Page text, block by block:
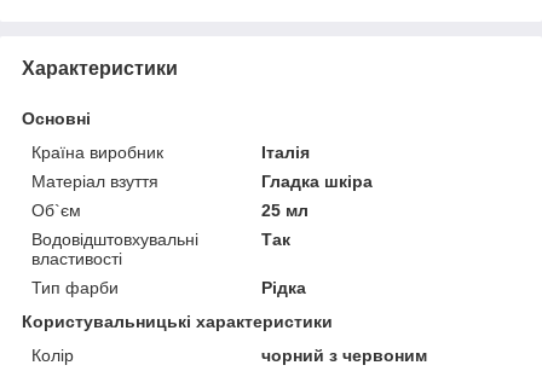
Характеристики
Основні
Країна виробник
Італія
Матеріал взуття
Гладка шкіра
Об`єм
25 мл
Водовідштовхувальні
властивості
Так
Тип фарби
Рідка
Користувальницькі характеристики
Колір
чорний з червоним